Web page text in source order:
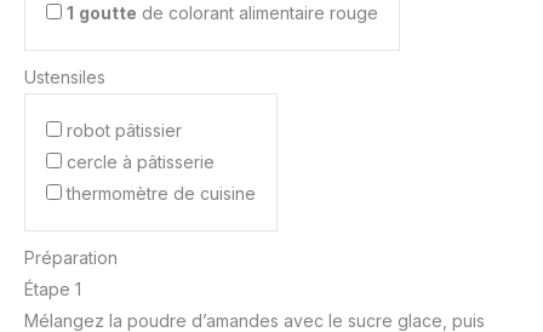
1 goutte de colorant alimentaire rouge
Ustensiles
robot pâtissier
cercle à pâtisserie
thermomètre de cuisine
Préparation
Étape 1
Mélangez la poudre d’amandes avec le sucre glace, puis